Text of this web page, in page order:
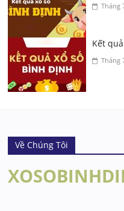
Tháng
Kết
Tháng
Về Chúng Tôi